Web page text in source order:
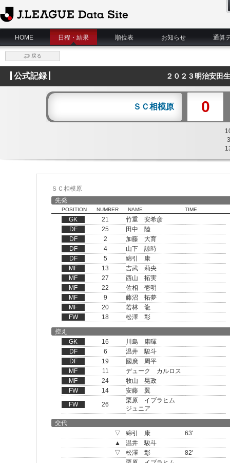
J.League Data Site
HOME
日程・結果 順位表 お知らせ 通算
戻る
公式記録 ２０２３明治安田
ＳＣ相模原 0
3
ＳＣ相模原
先発
POSITION NUMBER NAME TIME
GK 21
竹重 安希彦
DF
25
田中 陸
DF
2
加藤 大育
DF
4
山下 諒時
DF
5
綿引 康
MF
13
吉武 莉央
MF
27
西山 拓実
MF
22
佐相 壱明
MF
9
藤沼 拓夢
MF
20
若林 龍
FW
18
松澤 彰
控え
GK
16
川島 康暉
DF
6
温井 駿斗
DF
19
國廣 周平
MF
11
デューク カルロス
MF
24
牧山 晃政
FW
14
安藤 翼
FW
26
栗原 イブラヒム
ジュニア
交代
▽
綿引 康
63'
▲
温井 駿斗
▽
松澤 彰
82'